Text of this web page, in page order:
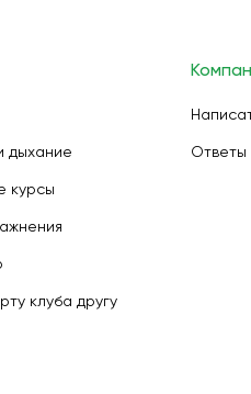
дыхание
курсы
клуба другу
Ответы